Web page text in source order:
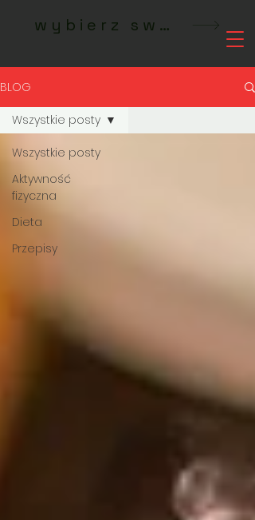
wybierz swoje studio MeetFit
BLOG
Wszystkie posty
Aktywność
fizyczna
Dieta
Przepisy
Wszystkie posty